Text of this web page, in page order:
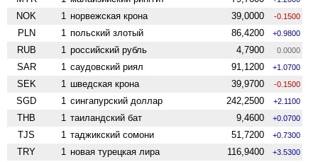
NOK 1 норвежская крона 39,0000 -0.1500
PLN 1 польский злотый 86,4200 +0.9800
RUB 1 российский рубль 4,7900 0.0000
SAR 1 саудовский риял 91,1200 +1.0700
SEK 1 шведская крона 39,9700 -0.1500
SGD 1 сингапурский доллар 242,2500 +2.1100
THB 1 таиландский бат 9,4600 +0.0700
TJS 1 таджикский сомони 51,7200 +0.7300
TRY 1 новая турецкая лира 116,9400 +3.5300